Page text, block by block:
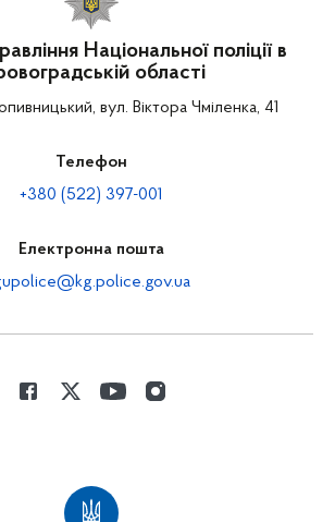
Національної поліції в
області
вул. Віктора Чміленка, 41
Телефон
+380 (522) 397-001
Електронна пошта